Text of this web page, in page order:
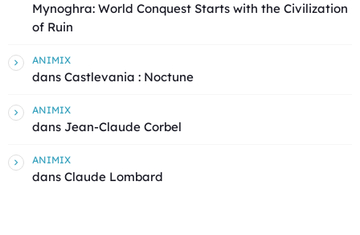
Mynoghra: World Conquest Starts with the Civilization
of Ruin
ANIMIX
dans Castlevania : Noctune
ANIMIX
dans Jean-Claude Corbel
ANIMIX
dans Claude Lombard